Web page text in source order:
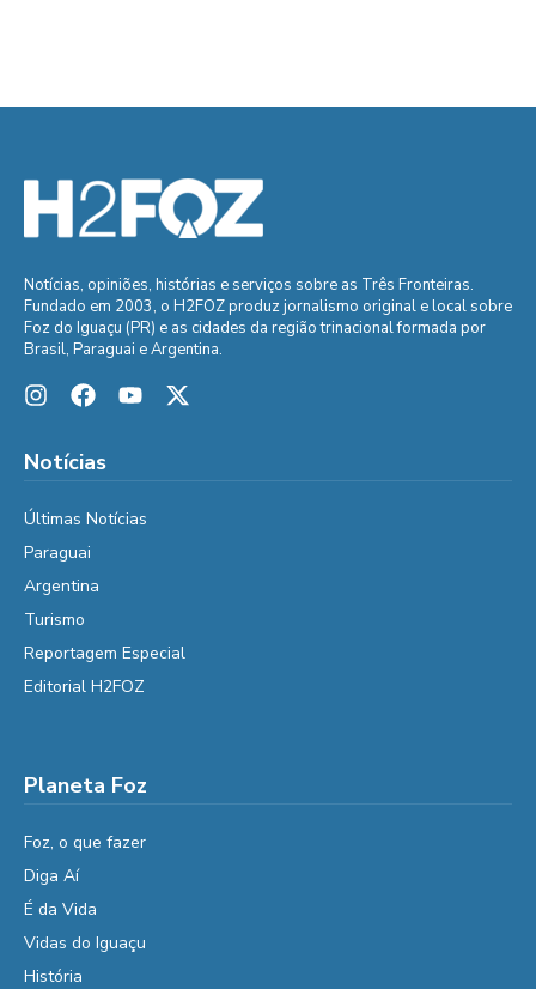
Notícias, opiniões, histórias e serviços sobre as Três Fronteiras.
Fundado em 2003, o H2FOZ produz jornalismo original e local sobre
Foz do Iguaçu (PR) e as cidades da região trinacional formada por
Brasil, Paraguai e Argentina.
Notícias
Últimas Notícias
Paraguai
Argentina
Turismo
Reportagem Especial
Editorial H2FOZ
Planeta Foz
Foz, o que fazer
Diga Aí
É da Vida
Vidas do Iguaçu
História